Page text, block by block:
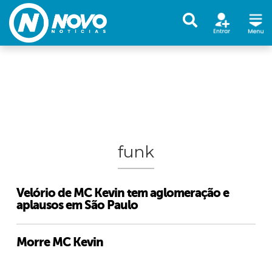
funk
Velório de MC Kevin tem aglomeração e
aplausos em São Paulo
Morre MC Kevin